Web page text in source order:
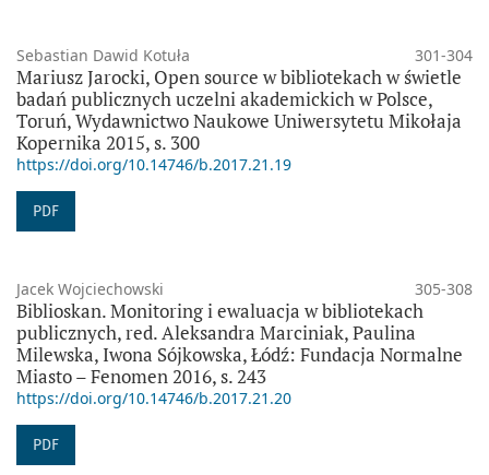
Sebastian Dawid Kotuła 301-304
Mariusz Jarocki, Open source w bibliotekach w świetle
badań publicznych uczelni akademickich w Polsce,
Toruń, Wydawnictwo Naukowe Uniwersytetu Mikołaja
Kopernika 2015, s. 300
https://doi.org/10.14746/b.2017.21.19
PDF
Jacek Wojciechowski 305-308
Biblioskan. Monitoring i ewaluacja w bibliotekach
publicznych, red. Aleksandra Marciniak, Paulina
Milewska, Iwona Sójkowska, Łódź: Fundacja Normalne
Miasto – Fenomen 2016, s. 243
https://doi.org/10.14746/b.2017.21.20
PDF